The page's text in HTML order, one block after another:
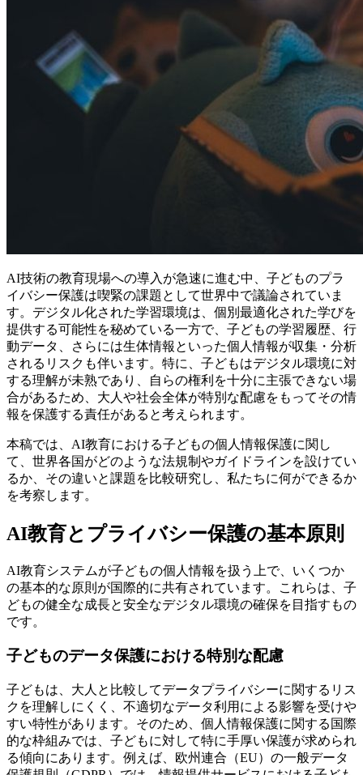
AI技術の教育現場への導入が急速に進む中、子どものプラ
イバシー保護は喫緊の課題として世界中で議論されていま
す。デジタル化された学習環境は、個別最適化された学びを
提供する可能性を秘めている一方で、子どもの学習履歴、行
動データ、さらには生体情報といった個人情報が収集・分析
されるリスクも伴います。特に、子どもはデジタル環境に対
する理解が未熟であり、自らの権利を十分に主張できない場
合があるため、大人や社会全体が特別な配慮をもってその情
報を保護する責任があると考えられます。
本稿では、AI教育における子どもの個人情報保護に関し
て、世界各国がどのような法規制やガイドラインを設けてい
るか、その違いと課題を比較研究し、私たちに何ができるか
を考察します。
AI教育とプライバシー保護の基本原則
AI教育システムが子どもの個人情報を扱う上で、いくつか
の基本的な原則が国際的に共有されています。これらは、子
どもの健全な成長と安全なデジタル環境の確保を目指すもの
です。
子どものデータ保護における特別な配慮
子どもは、大人と比較してデータプライバシーに関するリス
クを理解しにくく、不適切なデータ利用による影響を受けや
すい特性があります。そのため、個人情報保護に関する国際
的な枠組みでは、子どもに対して特に手厚い保護が求められ
る傾向にあります。例えば、欧州連合（EU）の一般データ